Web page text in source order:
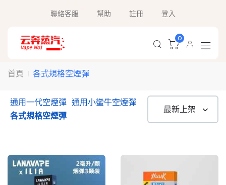
聯絡客服 幫助 註冊 登入
0
首頁 各式規格空煙彈
通用一代空煙彈 通用小蠻牛空煙彈
各式規格空煙彈